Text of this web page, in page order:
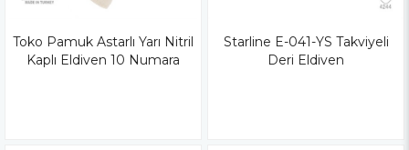
Toko Pamuk Astarlı Yarı Nitril
Kaplı Eldiven 10 Numara
Starline E-041-YS Takviyeli
Deri Eldiven